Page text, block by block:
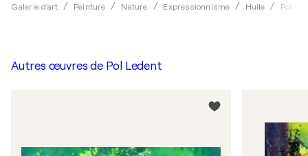
Galerie d'art Peinture Nature Expressionnisme Huile Pol
Autres œuvres de Pol Ledent